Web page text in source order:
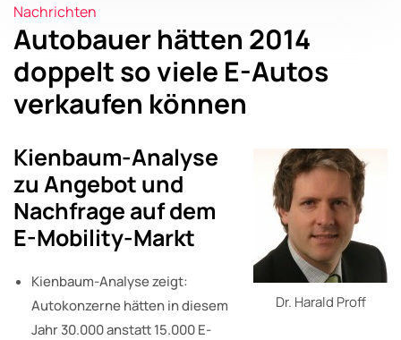
Nachrichten
Autobauer hätten 2014
doppelt so viele E-Autos
verkaufen können
Dr. Harald Proff
Kienbaum-Analyse
zu Angebot und
Nachfrage auf dem
E-Mobility-Markt
Kienbaum-Analyse zeigt:
Autokonzerne hätten in diesem
Jahr 30.000 anstatt 15.000 E-